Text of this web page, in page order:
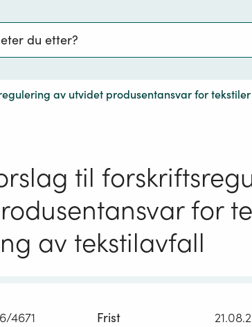
av utvidet produsentansvar for
til
for
av tekstilavfall
4671 Frist